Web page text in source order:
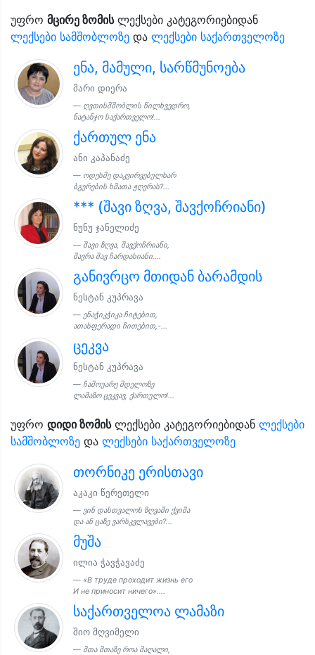
უფრო მცირე ზომისლექსები კატეგორიებიდან
ლექსები სამშობლოზე და ლექსები საქართველოზე
ენა, მამული, სარწმუნოება
მარი დიერა
ღვთისმშობლის წილხვედრო,
ნატანჯო საქართველო!...
ქართულ ენა
ანი კაპანაძე
ოდესმე დაკვირვებულხარ
ბგერების ხმათა ჟღერას?...
*** (შავი ზღვა, შავქოჩრიანი)
ნუნუ ჯანელიძე
შავი ზღვა, შავქოჩრიანი,
შავრა შავ ჩარდახიანი....
განივრცო მთიდან ბარამდის
ნესტან კუპრავა
ენაჭიკჭიკა ჩიტებით,
ათასფერადი ჩითებით,-...
ცეკვა
ნესტან კუპრავა
ჩამოუარე მდელოზე
ლამაზო ცეკვავ, ქართულო!...
უფრო დიდი ზომისლექსები კატეგორიებიდან ლექსები
სამშობლოზე და ლექსები საქართველოზე
თორნიკე ერისთავი
აკაკი წერეთელი
ვინ დასთვალოს ზღვაში ქვიშა
და ან ცაზე ვარსკვლავები?...
მუშა
ილია ჭავჭავაძე
«В труде проходит жизнь его
И не приносит ничего»....
საქართველოა ლამაზი
შიო მღვიმელი
მთა მთაზე როა მაღალი,